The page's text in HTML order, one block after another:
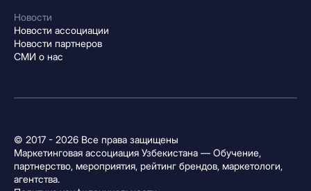
Новости
Новости ассоциации
Новости партнеров
СМИ о нас
© 2017 - 2026 Все права защищены
Маркетинговая ассоциация Узбекистана — Обучение,
партнерство, мероприятия, рейтинг брендов, маркетологи,
агентства.